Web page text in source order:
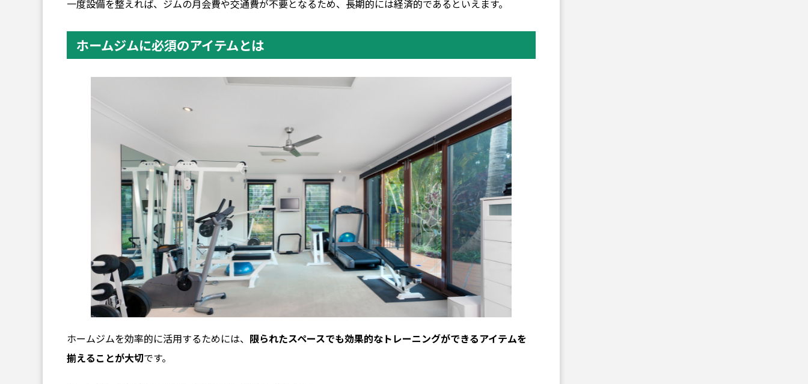
一度設備を整えれば、ジムの月会費や交通費が不要となるため、長期的には経済的であるといえます。
ホームジムに必須のアイテムとは
ホームジムを効率的に活用するためには、 限られたスペースでも効果的なトレーニングができるアイテムを
揃えることが大切です。